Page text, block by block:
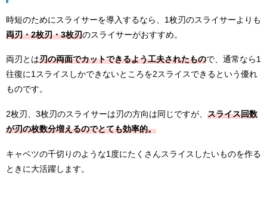
時短のためにスライサーを導入するなら、1枚刃のスライサーよりも
両刃・2枚刃・3枚刃のスライサーがおすすめ。
両刃とは刃の両面でカットできるよう工夫されたもので、通常なら1
往復に1スライスしかできないところを2スライスできるという優れ
ものです。
2枚刃、3枚刃のスライサーは刃の方向は同じですが、 スライス回数
が刃の枚数分増えるのでとても効率的。
キャベツの千切りのような1度にたくさんスライスしたいものを作る
ときに大活躍します。